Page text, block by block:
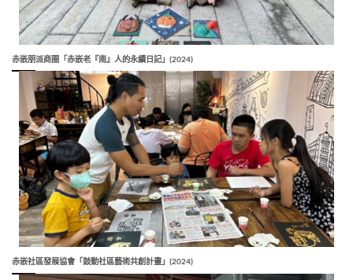
赤嵌朋派商圈「赤嵌老『南』人的永續日記」(2024)
赤嵌社區發展協會「鼓動社區藝術共創計畫」(2024)